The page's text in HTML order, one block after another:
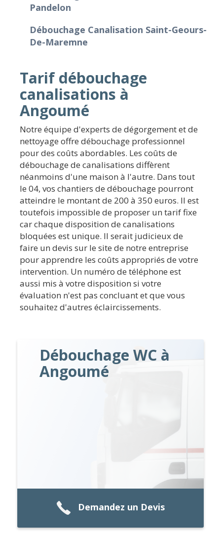
Pandelon
Débouchage Canalisation Saint-Geours-
De-Maremne
Tarif débouchage
canalisations à
Angoumé
Notre équipe d'experts de dégorgement et de
nettoyage offre débouchage professionnel
pour des coûts abordables. Les coûts de
débouchage de canalisations diffèrent
néanmoins d'une maison à l'autre. Dans tout
le 04, vos chantiers de débouchage pourront
atteindre le montant de 200 à 350 euros. Il est
toutefois impossible de proposer un tarif fixe
car chaque disposition de canalisations
bloquées est unique. Il serait judicieux de
faire un devis sur le site de notre entreprise
pour apprendre les coûts appropriés de votre
intervention. Un numéro de téléphone est
aussi mis à votre disposition si votre
évaluation n'est pas concluant et que vous
souhaitez d'autres éclaircissements.
Débouchage WC à
Angoumé
Demandez un Devis